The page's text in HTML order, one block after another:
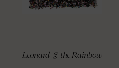
Leonard § the Rainbow